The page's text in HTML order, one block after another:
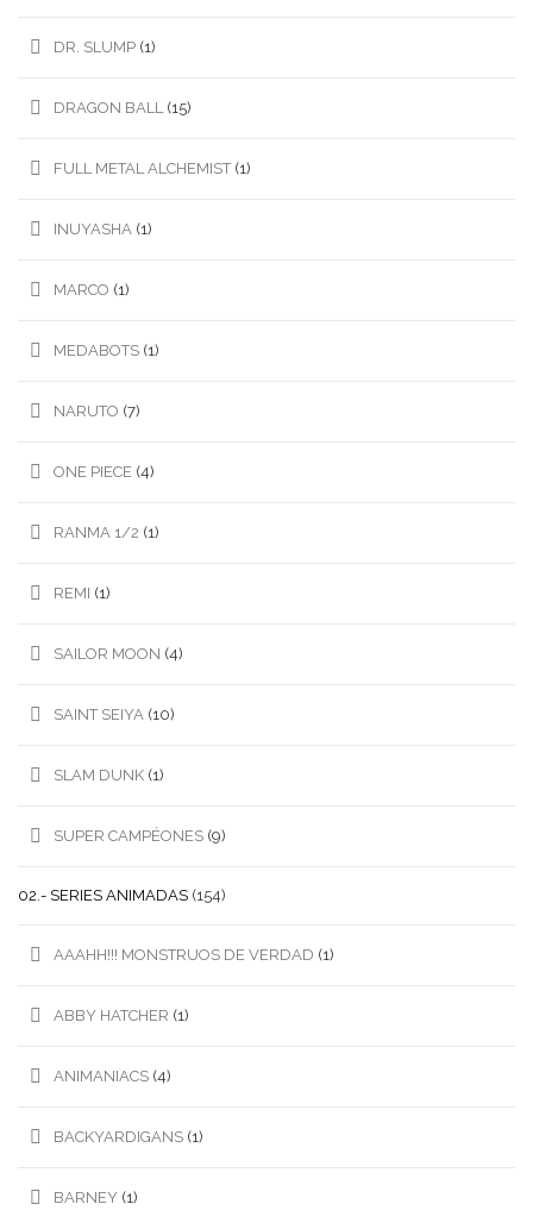
DR. SLUMP (1)
DRAGON BALL (15)
FULL METAL ALCHEMIST (1)
INUYASHA (1)
MARCO (1)
MEDABOTS (1)
NARUTO (7)
ONE PIECE (4)
RANMA 1/2 (1)
REMI (1)
SAILOR MOON (4)
SAINT SEIYA (10)
SLAM DUNK (1)
SUPER CAMPÉONES (9)
02.- SERIES ANIMADAS (154)
AAAHH!!! MONSTRUOS DE VERDAD (1)
ABBY HATCHER (1)
ANIMANIACS (4)
BACKYARDIGANS (1)
BARNEY (1)